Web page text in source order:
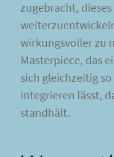
zugebracht,
wirkungsvoller zu
Masterpiece, das
sich gleichzeitig
integrieren lässt,
standhält.